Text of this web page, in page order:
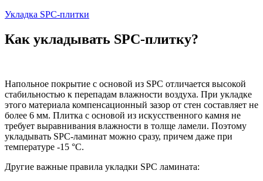
Укладка SPC-плитки
Как укладывать SPC-плитку?
Напольное покрытие с основой из SPC отличается высокой
стабильностью к перепадам влажности воздуха. При укладке
этого материала компенсационный зазор от стен составляет не
более 6 мм. Плитка с основой из искусственного камня не
требует выравнивания влажности в толще ламели. Поэтому
укладывать SPC-ламинат можно сразу, причем даже при
температуре -15 °C.
Другие важные правила укладки SPC ламината: